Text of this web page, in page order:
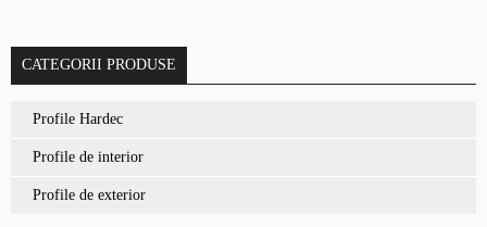
CATEGORII PRODUSE
Profile Hardec
Profile de interior
Profile de exterior